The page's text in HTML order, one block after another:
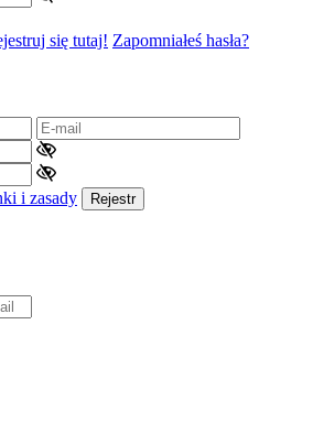
się tutaj! Zapomniałeś hasła?
i zasady Rejestr